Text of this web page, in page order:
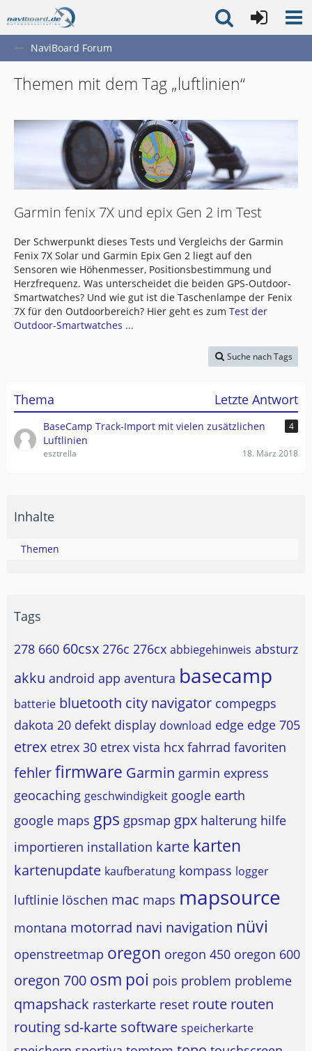
NaviBoard Forum
Themen mit dem Tag „luftlinien“
Garmin fenix 7X und epix Gen 2 im Test
Der Schwerpunkt dieses Tests und Vergleichs der Garmin
Fenix 7X Solar und Garmin Epix Gen 2 liegt auf den
Sensoren wie Höhenmesser, Positionsbestimmung und
Herzfrequenz. Was unterscheidet die beiden GPS-Outdoor-
Smartwatches? Und wie gut ist die Taschenlampe der Fenix
7X für den Outdoorbereich? Hier geht es zum Test der
Outdoor-Smartwatches ...
Suche nach Tags
Thema Letzte Antwort
BaseCamp Track-Import mit vielen zusätzlichen
Luftlinien
4
esztrella 18. März 2018
Inhalte
Themen
Tags
278 660 60csx 276c 276cx abbiegehinweis absturz
akku android app aventura basecamp
batterie bluetooth city navigator compegps
dakota 20 defekt display download edge edge 705
etrex etrex 30 etrex vista hcx fahrrad favoriten
fehlerfirmware Garmin garmin express
geocaching geschwindigkeit google earth
google maps gps gpsmap gpx halterung hilfe
importieren installation karte karten
kartenupdate kaufberatung kompass logger
luftlinie löschen mac maps mapsource
montana motorrad navi navigation nüvi
openstreetmap oregon oregon 450 oregon 600
oregon 700 osm poi pois problem probleme
qmapshack rasterkarte reset route routen
routing sd-karte software speicherkarte